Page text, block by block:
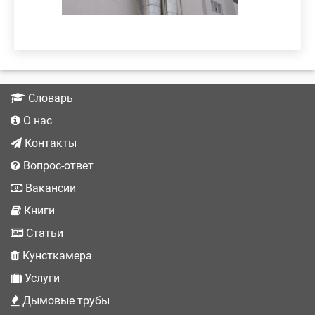
Словарь
О нас
Контакты
Вопрос-ответ
Вакансии
Книги
Статьи
Кунсткамера
Услуги
Дымовые трубы